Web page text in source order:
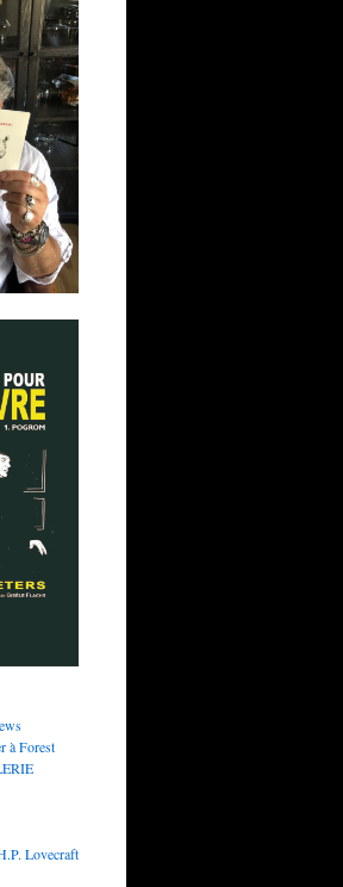
à Forest
Lovecraft